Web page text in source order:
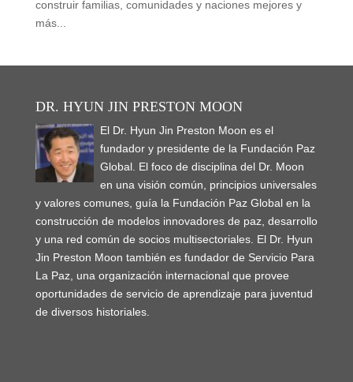
construir familias, comunidades y naciones mejores y
más...
DR. HYUN JIN PRESTON MOON
El Dr. Hyun Jin Preston Moon es el
fundador y presidente de la Fundación Paz
Global. El foco de disciplina del Dr. Moon
en una visión común, principios universales
y valores comunes, guía la Fundación Paz Global en la
construcción de modelos innovadores de paz, desarrollo
y una red común de socios multisectoriales. El Dr. Hyun
Jin Preston Moon también es fundador de Servicio Para
La Paz, una organización internacional que provee
oportunidades de servicio de aprendizaje para juventud
de diversos historiales.